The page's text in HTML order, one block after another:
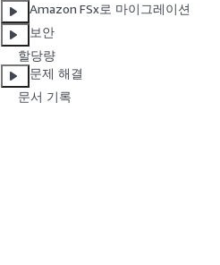
Amazon FSx로 마이그레이션
보안
할당량
문제 해결
문서 기록